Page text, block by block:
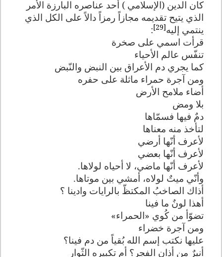
كان الدين (الإسلامي ) أحد عناصره البارزة الأمر
الذي يتيح تقديمه مجازاً رمزاً دالاً على الكل الذي
ينتمي إليه[29]
:
قرأت اسمي على صخرة
تنفّس عالم الأحياء
كما يجري دم الأعراق بين النبض والنّبض
ومن آجرة حمراء ماثلة على حفره
أضاء ملامح الأرض
بلا ومض
دمٌ فيها فسمّاها
لتأخذ منه معناها
لأعرف أنّها أرضي
لأعرف أنّها بعضي
لأعرف أنّها ماضي، لا أحياه لولاها.
وأنّي ميتٌ لولاه، أمشي بين موتاها.
أذاك الصاخبُ المكتظّ بالرايات وادينا ؟
أهذا لونٌ ما فينا
تضوّأ من كُوي «الحمراء»
ومن آجرة خضراء
عليها نكتب إسم الله بُقياً من دم فينا؟
أنبرٌ من أذان الفجر؟ أم تكبيره الثّوار